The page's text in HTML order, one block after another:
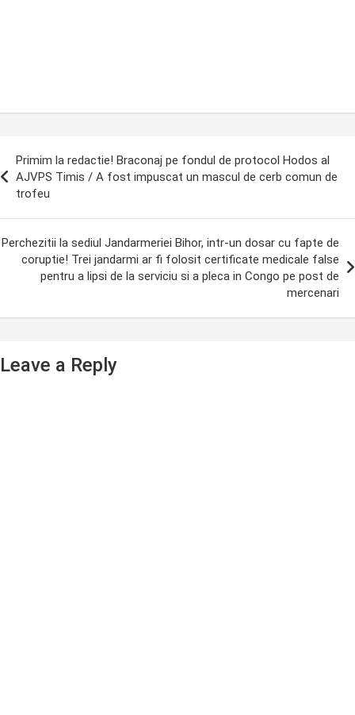
Primim la redactie! Braconaj pe fondul de protocol Hodos al
AJVPS Timis / A fost impuscat un mascul de cerb comun de
trofeu
Perchezitii la sediul Jandarmeriei Bihor, intr-un dosar cu fapte de
coruptie! Trei jandarmi ar fi folosit certificate medicale false
pentru a lipsi de la serviciu si a pleca in Congo pe post de
mercenari
Leave a Reply